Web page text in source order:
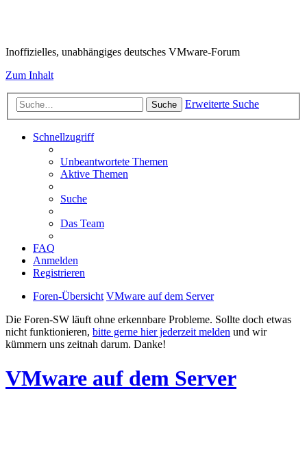
Inoffizielles, unabhängiges deutsches VMware-Forum
Zum Inhalt
Suche Erweiterte Suche
Schnellzugriff
Unbeantwortete Themen
Aktive Themen
Suche
Das Team
FAQ
Anmelden
Registrieren
Foren-Übersicht VMware auf dem Server
Die Foren-SW läuft ohne erkennbare Probleme. Sollte doch etwas
nicht funktionieren, bitte gerne hier jederzeit melden und wir
kümmern uns zeitnah darum. Danke!
VMware auf dem Server